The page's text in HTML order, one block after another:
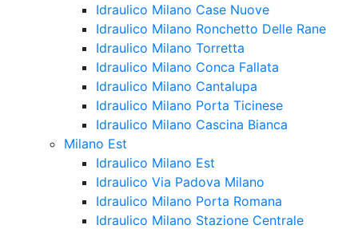
Idraulico Milano Case Nuove
Idraulico Milano Ronchetto Delle Rane
Idraulico Milano Torretta
Idraulico Milano Conca Fallata
Idraulico Milano Cantalupa
Idraulico Milano Porta Ticinese
Idraulico Milano Cascina Bianca
Milano Est
Idraulico Milano Est
Idraulico Via Padova Milano
Idraulico Milano Porta Romana
Idraulico Milano Stazione Centrale